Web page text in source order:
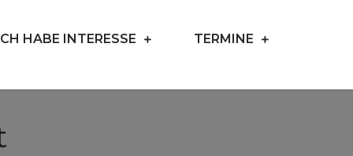
HABE INTERESSE TERMINE